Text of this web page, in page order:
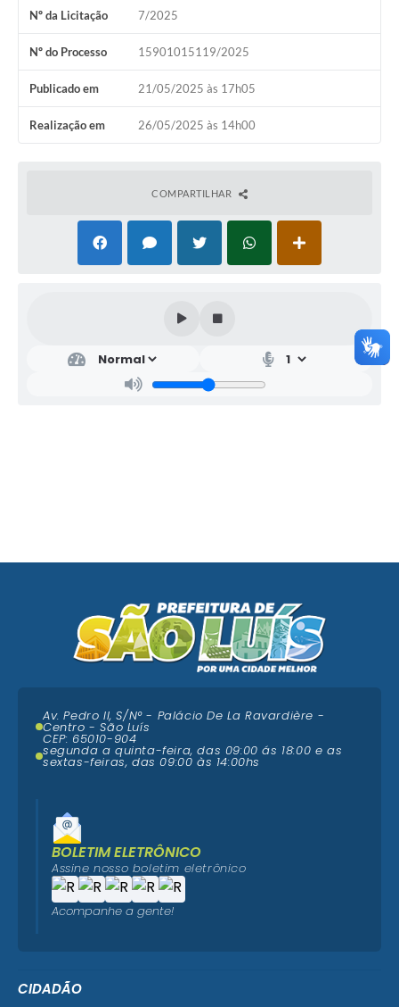
Nº da Licitação 7/2025
Nº do Processo 15901015119/2025
Publicado em 21/05/2025 às 17h05
Realização em 26/05/2025 às 14h00
COMPARTILHAR
CIDADÃO
Av. Pedro II, S/N° - Palácio De La Ravardière -
Centro - São Luís
CEP: 65010-904
segunda a quinta-feira, das 09:00 ás 18:00 e as
sextas-feiras, das 09:00 às 14:00hs
BOLETIM ELETRÔNICO
Assine nosso boletim eletrônico
Acompanhe a gente!